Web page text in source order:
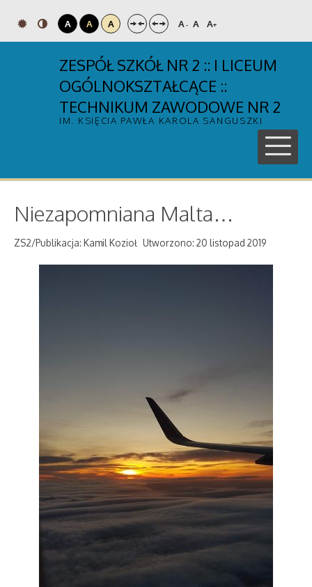
A A A A- A A+
ZESPÓŁ SZKÓŁ NR 2 :: I LICEUM
OGÓLNOKSZTAŁCĄCE ::
TECHNIKUM ZAWODOWE NR 2
IM. KSIĘCIA PAWŁA KAROLA SANGUSZKI
Niezapomniana Malta…
ZS2/Publikacja: Kamil Kozioł Utworzono: 20 listopad 2019